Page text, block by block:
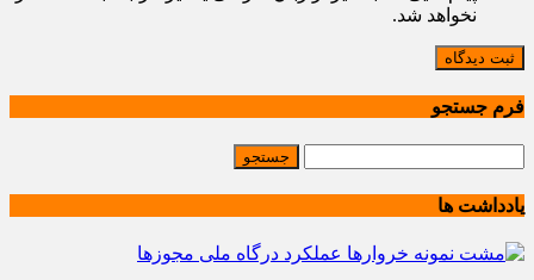
نخواهد شد.
ثبت دیدگاه
فرم جستجو
یادداشت ها